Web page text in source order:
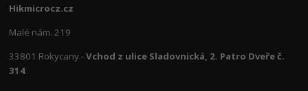
Hikmicrocz.cz
Malé nám. 219
33801 Rokycany -Vchod z ulice Sladovnická, 2. Patro Dveře č.
314